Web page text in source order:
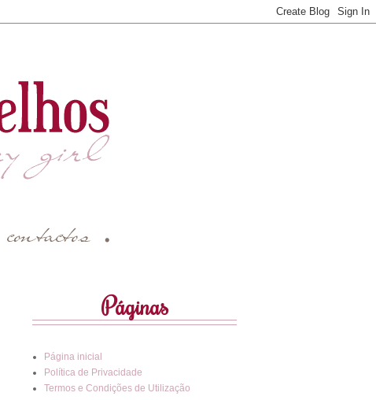
Páginas
Página inicial
Política de Privacidade
Termos e Condições de Utilização